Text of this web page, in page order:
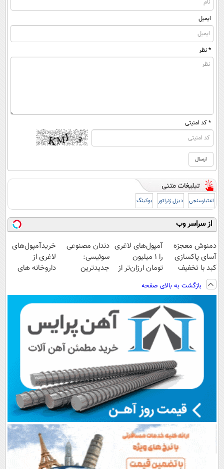
ایمیل
* نظر
* کد امنیتی
اعتبارسنجی دیزل ژنراتور بوکینگ
از سراسر وب
دمنوش معجزه
آسای پاکسازی
کبد با تخفیف
ویژه
آمپول‌های لاغری
را ۱ میلیون
تومان ارزان‌تر از
دندان مصنوعی
سوئیسی:
جدیدترین
پرداخت قسطی
خریدآمپول‌های
لاغری از
داروخانه های
پک یخ!
بازگشت به بالای صفحه